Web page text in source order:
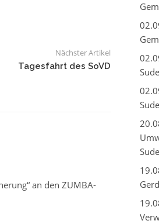
Nächster Artikel
Tagesfahrt des SoVD
an den ZUMBA-